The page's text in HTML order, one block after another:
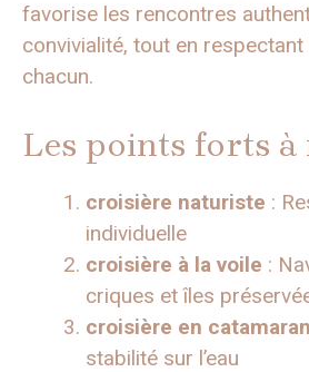
favorise les rencontres
convivialité, tout en
chacun.
Les points forts
croisière naturiste :
individuelle
croisière à la voile :
criques et îles
croisière en catamaran
stabilité sur l’eau